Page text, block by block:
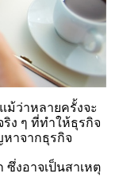
ม้ว่าหลายครั้งจะ
ง ๆ ที่ทำให้ธุรกิจ
าจากธุรกิจ
ซึ่งอาจเป็นสาเหตุ